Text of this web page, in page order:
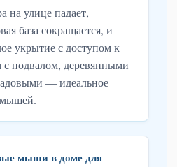
на улице падает,
база сокращается, и
укрытие с доступом к
подвалом, деревянными
— идеальное
мышей.
мыши в доме для